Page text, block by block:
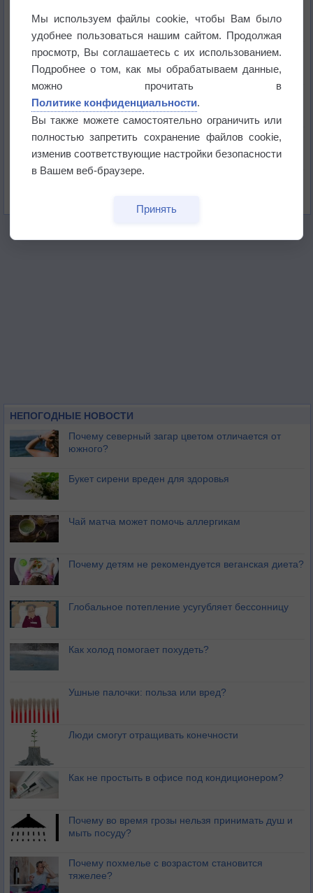
историю
В Центральной России наступают самые жаркие
Дневная температура воздуха в ОАЭ превысила
+51°
Европейские столицы бьют рекорды жары
Впервые за 155 лет в Лондоне в течение месяца
НЕПОГОДНЫЕ НОВОСТИ
Почему северный загар цветом отличается от
южного?
Букет сирени вреден для здоровья
Чай матча может помочь аллергикам
Почему детям не рекомендуется веганская диета?
Глобальное потепление усугубляет бессонницу
Как холод помогает похудеть?
Ушные палочки: польза или вред?
Люди смогут отращивать конечности
Как не простыть в офисе под кондиционером?
Почему во время грозы нельзя принимать душ и
мыть посуду?
Почему похмелье с возрастом становится
тяжелее?
Мы используем файлы cookie, чтобы Вам было
удобнее пользоваться нашим сайтом. Продолжая
просмотр, Вы соглашаетесь с их использованием.
Подробнее о том, как мы обрабатываем данные,
можно прочитать в
Политике конфиденциальности.
Вы также можете самостоятельно ограничить или
полностью запретить сохранение файлов cookie,
изменив соответствующие настройки безопасности
в Вашем веб-браузере.
Принять